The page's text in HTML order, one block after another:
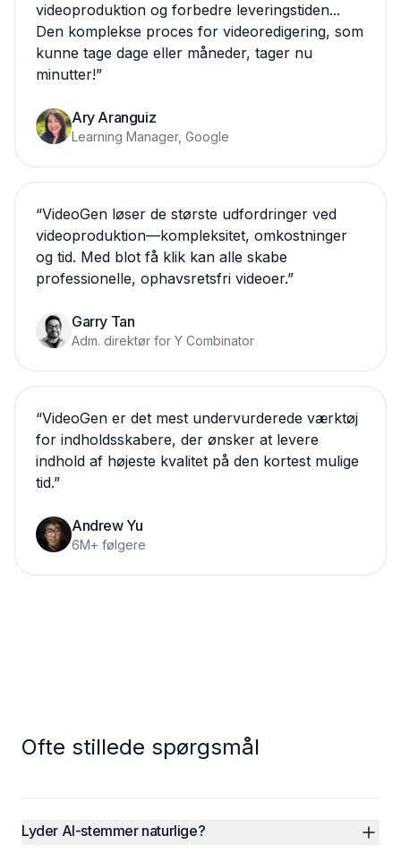
videoproduktion og forbedre leveringstiden...
Den komplekse proces for videoredigering, som
kunne tage dage eller måneder, tager nu
minutter!”
Ary Aranguiz
Learning Manager, Google
“VideoGen løser de største udfordringer ved
videoproduktion—kompleksitet, omkostninger
og tid. Med blot få klik kan alle skabe
professionelle, ophavsretsfri videoer.”
Garry Tan
Adm. direktør for Y Combinator
“VideoGen er det mest undervurderede værktøj
for indholdsskabere, der ønsker at levere
indhold af højeste kvalitet på den kortest mulige
tid.”
Andrew Yu
6M+ følgere
Ofte stillede spørgsmål
Lyder AI-stemmer naturlige?